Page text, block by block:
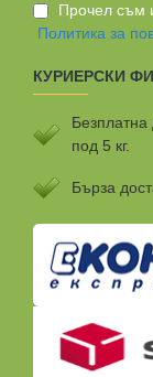
Прочел съм
Политика за
КУРИЕРСКИ
Безплатна
под 5 кг.
Бързa